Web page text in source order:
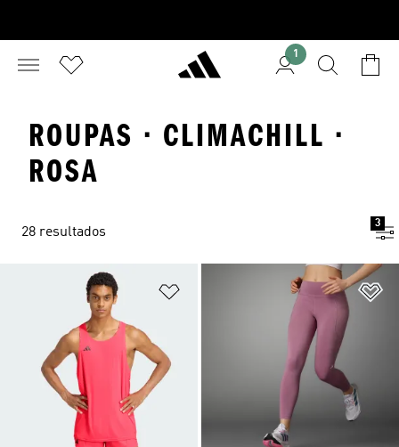
1
ROUPAS · CLIMACHILL ·
ROSA
28 resultados
3
Adicionar à Lista de Desejos